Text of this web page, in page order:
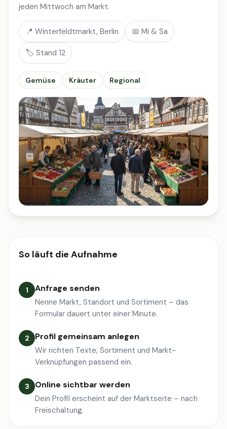
jeden Mittwoch am Markt.
📍 Winterfeldtmarkt, Berlin 📅 Mi & Sa
🏷️ Stand 12
Gemüse Kräuter Regional
So läuft die Aufnahme
1 Anfrage senden
Nenne Markt, Standort und Sortiment – das
Formular dauert unter einer Minute.
2 Profil gemeinsam anlegen
Wir richten Texte, Sortiment und Markt-
Verknüpfungen passend ein.
3 Online sichtbar werden
Dein Profil erscheint auf der Marktseite – nach
Freischaltung.